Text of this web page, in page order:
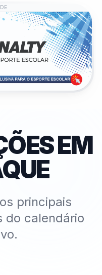
EM
principais
do calendário